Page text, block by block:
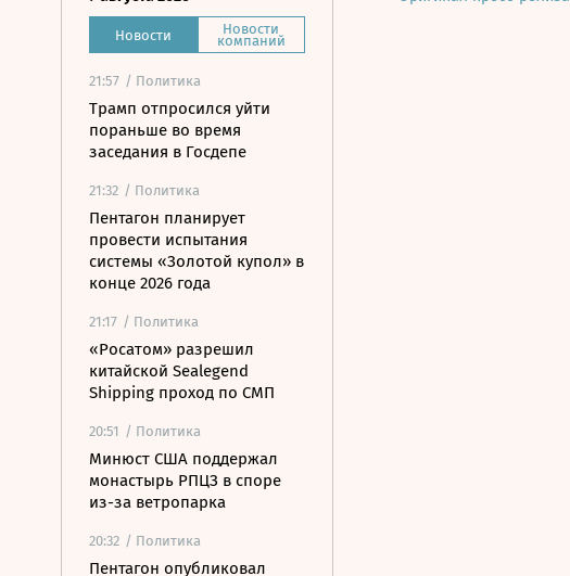
Новости Новости
компаний
21:57 / Политика
Трамп отпросился уйти
пораньше во время
заседания в Госдепе
21:32 / Политика
Пентагон планирует
провести испытания
системы «Золотой купол» в
конце 2026 года
21:17 / Политика
«Росатом» разрешил
китайской Sealegend
Shipping проход по СМП
20:51 / Политика
Минюст США поддержал
монастырь РПЦЗ в споре
из-за ветропарка
20:32 / Политика
Пентагон опубликовал